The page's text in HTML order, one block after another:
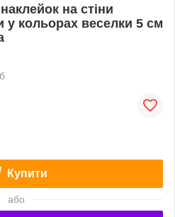
на стіни
у кольорах веселки 5 см
Купити
або